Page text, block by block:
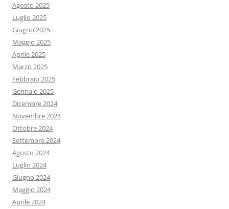
Agosto 2025
Luglio 2025
Giugno 2025
Maggio 2025
Aprile 2025
Marzo 2025
Febbraio 2025
Gennaio 2025
Dicembre 2024
Novembre 2024
Ottobre 2024
Settembre 2024
Agosto 2024
Luglio 2024
Giugno 2024
Maggio 2024
Aprile 2024